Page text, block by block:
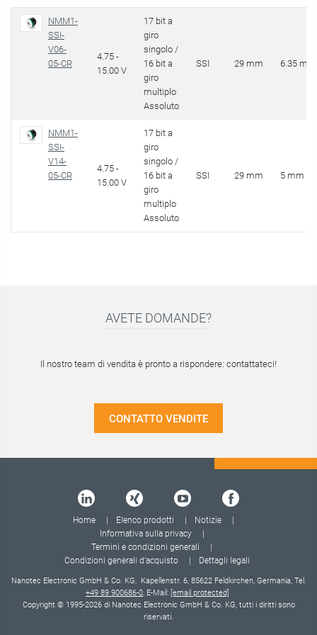
NMM1-
SSI-
V06-
05-CR
4.75 -
15.00 V
17 bit a
giro
singolo /
16 bit a
giro
multiplo
Assoluto
SSI 29 mm 6.35 mm
NMM1-
SSI-
V14-
05-CR
4.75 -
15.00 V
17 bit a
giro
singolo /
16 bit a
giro
multiplo
Assoluto
SSI 29 mm 5 mm
AVETE DOMANDE?
Il nostro team di vendita è pronto a rispondere: contattateci!
CONTATTO VENDITE
Home Elenco prodotti
Notizie
Informativa sulla privacy
Termini e condizioni generali
Condizioni generali d'acquisto
Dettagli legali
Nanotec Electronic GmbH & Co. KG, Kapellenstr. 6, 85622 Feldkirchen, Germania, Tel.
+49 89 900686-0, E-Mail: [email protected]
Copyright © 1995-2026 di Nanotec Electronic GmbH & Co. KG, tutti i diritti sono
riservati.